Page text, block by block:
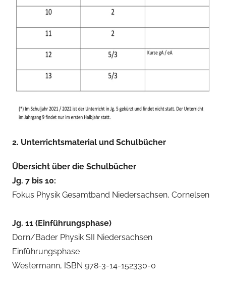
2. Unterrichtsmaterial und Schulbücher
Übersicht über die Schulbücher
Jg. 7 bis 10:
Fokus Physik Gesamtband Niedersachsen, Cornelsen
Jg. 11 (Einführungsphase)
Dorn/Bader Physik SII Niedersachsen
Einführungsphase
Westermann, ISBN 978-3-14-152330-0